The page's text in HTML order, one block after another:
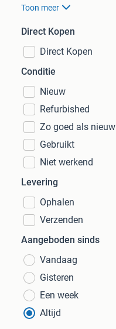
Toon meer
Direct Kopen
Direct Kopen
Conditie
Nieuw
Refurbished
Zo goed als nieuw
Gebruikt
Niet werkend
Levering
Ophalen
Verzenden
Aangeboden sinds
Vandaag
Gisteren
Een week
Altijd